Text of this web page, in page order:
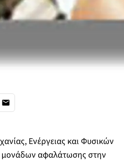
Ενέργειας και Φυσικών
μονάδων αφαλάτωσης στην